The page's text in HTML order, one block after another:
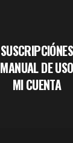
SUSCRIPCIÓNES
MANUAL DE USO
MI CUENTA